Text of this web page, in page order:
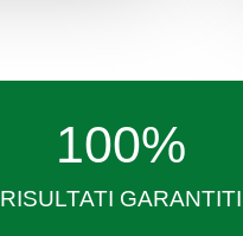
RISULTATI GARANTITI
100%